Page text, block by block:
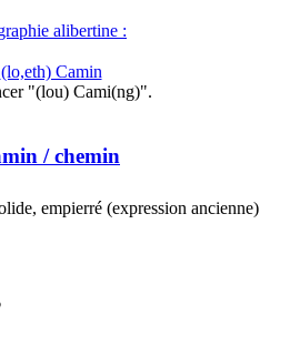
alibertine :
(lo,eth) Camin
"(lou) Cami(ng)".
/ chemin
empierré (expression ancienne)